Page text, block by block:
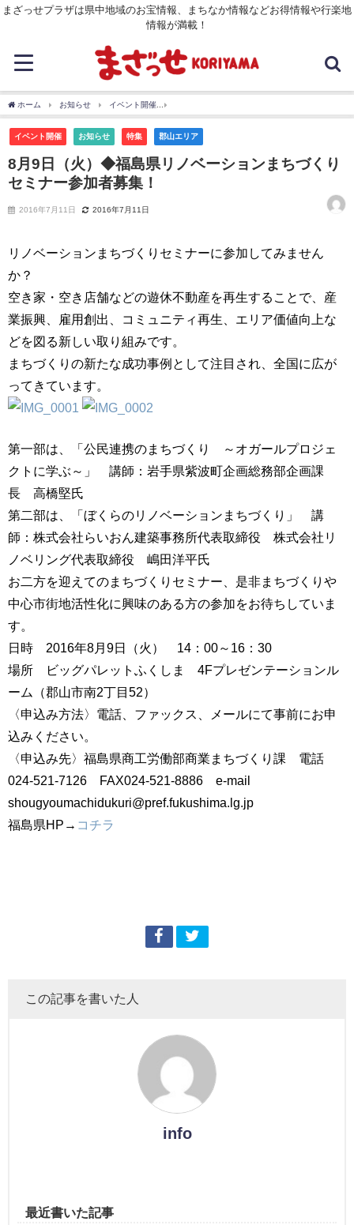
まざっせプラザは県中地域のお宝情報、まちなか情報などお得情報や行楽地
情報が満載！
ホーム お知らせ イベント開催
イベント開催 お知らせ 特集 郡山エリア
8月9日（火）◆福島県リノベーションまちづくり
セミナー参加者募集！
2016年7月11日 2016年7月11日
リノベーションまちづくりセミナーに参加してみません
か？
空き家・空き店舗などの遊休不動産を再生することで、産
業振興、雇用創出、コミュニティ再生、エリア価値向上な
どを図る新しい取り組みです。
まちづくりの新たな成功事例として注目され、全国に広が
ってきています。
第一部は、「公民連携のまちづくり ～オガールプロジェ
クトに学ぶ～」 講師：岩手県紫波町企画総務部企画課
長 高橋堅氏
第二部は、「ぼくらのリノベーションまちづくり」 講
師：株式会社らいおん建築事務所代表取締役 株式会社リ
ノベリング代表取締役 嶋田洋平氏
お二方を迎えてのまちづくりセミナー、是非まちづくりや
中心市街地活性化に興味のある方の参加をお待ちしていま
す。
日時 2016年8月9日（火） 14：00～16：30
場所 ビッグパレットふくしま 4Fプレゼンテーションル
ーム（郡山市南2丁目52）
〈申込み方法〉電話、ファックス、メールにて事前にお申
込みください。
〈申込み先〉福島県商工労働部商業まちづくり課 電話
024-521-7126 FAX024-521-8886 e-mail
shougyoumachidukuri@pref.fukushima.lg.jp
福島県HP→ コチラ
この記事を書いた人
info
最近書いた記事